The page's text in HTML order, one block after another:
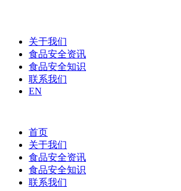
关于我们
食品安全资讯
食品安全知识
联系我们
EN
首页
关于我们
食品安全资讯
食品安全知识
联系我们